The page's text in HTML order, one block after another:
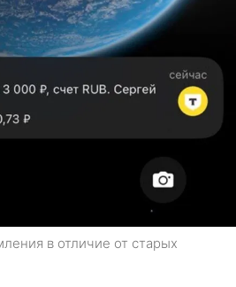
в отличие от старых